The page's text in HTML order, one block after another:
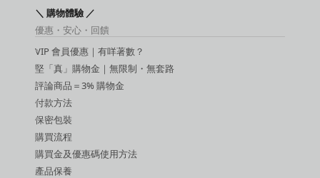
敏感提升用品
延時噴霧
吸啜器
震蛋
SM 玩具
SM 手扣
潤滑液
＼ 購物體驗 ／
優惠・安心・回饋
VIP 會員優惠｜有咩著數？
堅「真」購物金｜無限制・無套路
評論商品＝3% 購物金
付款方法
保密包裝
購買流程
購買金及優惠碼使用方法
產品保養